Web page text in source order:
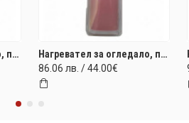
Нагревател за огледало, противозамъгляващ ILO Technology 400x500mm (220V) 36W
Нагревател за огледало, противозамъгляващ ILO Technology 350x600mm (220V) 40W
86.06 лв. / 44.00€